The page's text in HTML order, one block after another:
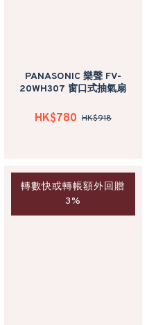
PANASONIC 樂聲 FV-
20WH307 窗口式抽氣扇
HK$780 HK$918
轉數快或轉帳額外回贈
3%